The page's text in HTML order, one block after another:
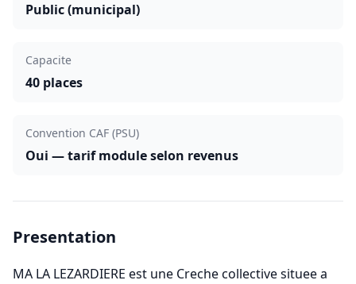
Public (municipal)
Capacite
40 places
Convention CAF (PSU)
Oui — tarif module selon revenus
Presentation
MA LA LEZARDIERE est une Creche collective situee a